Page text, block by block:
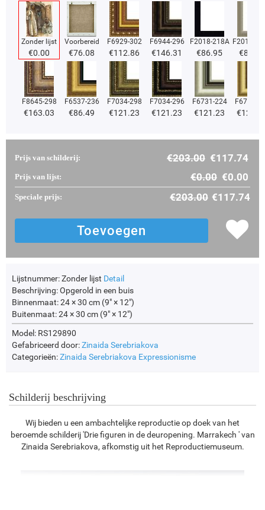
Zonder lijst
€0.00
Voorbereid
€76.08
F6929-302
€112.86
F6944-296
€146.31
F2018-218A
€86.95
F2018-
€86.95
F8645-298
€163.03
F6537-236
€86.49
F7034-298
€121.23
F7034-296
€121.23
F6731-224
€121.23
F6731-
€
Prijs van schilderij: €203.00 €117.74
Prijs van lijst: €0.00 €0.00
Speciale prijs: €203.00 €117.74
Lijstnummer:Zonder lijst Detail
Beschrijving:Opgerold in een buis
Binnenmaat:24 × 30 cm (9" × 12")
Buitenmaat:24 × 30 cm (9" × 12")
Model: RS129890
Gefabriceerd door:Zinaida Serebriakova
Categorieën:Zinaida Serebriakova Expressionisme
Schilderij beschrijving
Wij bieden u een ambachtelijke reproductie op doek van het
beroemde schilderij 'Drie figuren in de deuropening. Marrakech ' van
Zinaida Serebriakova, afkomstig uit het Reproductiemuseum.